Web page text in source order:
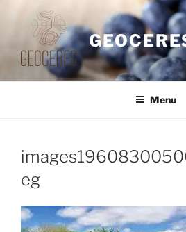
conteúdo
Menu
eg